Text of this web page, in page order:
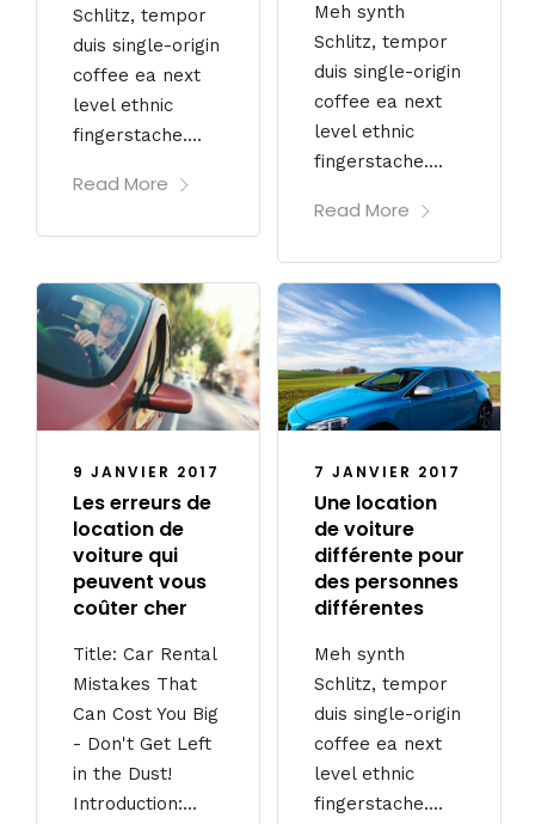
Schlitz, tempor
duis single-origin
coffee ea next
level ethnic
fingerstache....
Read More
Meh synth
Schlitz, tempor
duis single-origin
coffee ea next
level ethnic
fingerstache....
Read More
9 JANVIER 2017
Les erreurs de
location de
voiture qui
peuvent vous
coûter cher
Title: Car Rental
Mistakes That
Can Cost You Big
- Don't Get Left
in the Dust!
Introduction:...
7 JANVIER 2017
Une location
de voiture
différente pour
des personnes
différentes
Meh synth
Schlitz, tempor
duis single-origin
coffee ea next
level ethnic
fingerstache....